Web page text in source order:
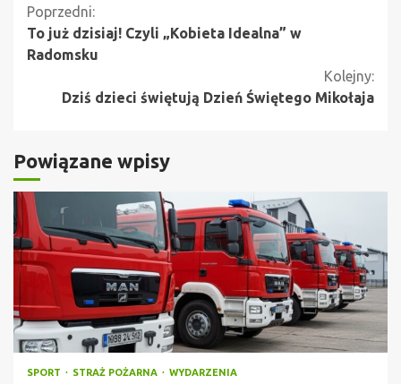
Kontynuuj
czytanie
Poprzedni:
To już dzisiaj! Czyli „Kobieta Idealna” w
Radomsku
Kolejny:
Dziś dzieci świętują Dzień Świętego Mikołaja
Powiązane wpisy
SPORT STRAŻ POŻARNA WYDARZENIA